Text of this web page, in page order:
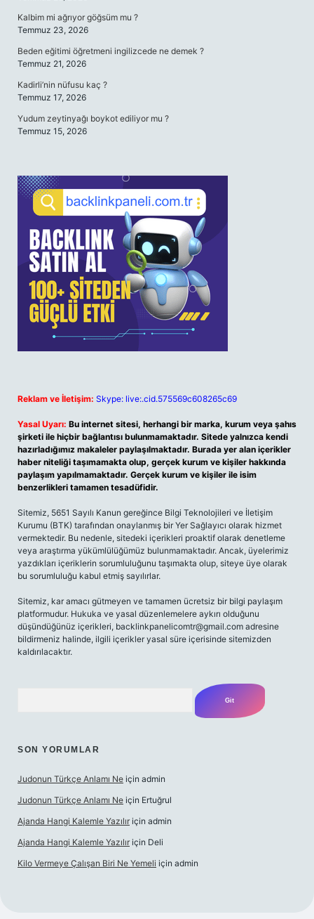
Kalbim mi ağrıyor göğsüm mu ?
Temmuz 23, 2026
Beden eğitimi öğretmeni ingilizcede ne demek ?
Temmuz 21, 2026
Kadirli’nin nüfusu kaç ?
Temmuz 17, 2026
Yudum zeytinyağı boykot ediliyor mu ?
Temmuz 15, 2026
Reklam ve İletişim: Skype: live:.cid.575569c608265c69
Yasal Uyarı: Bu internet sitesi, herhangi bir marka, kurum veya şahıs
şirketi ile hiçbir bağlantısı bulunmamaktadır. Sitede yalnızca kendi
hazırladığımız makaleler paylaşılmaktadır. Burada yer alan içerikler
haber niteliği taşımamakta olup, gerçek kurum ve kişiler hakkında
paylaşım yapılmamaktadır. Gerçek kurum ve kişiler ile isim
benzerlikleri tamamen tesadüfidir.
Sitemiz, 5651 Sayılı Kanun gereğince Bilgi Teknolojileri ve İletişim
Kurumu (BTK) tarafından onaylanmış bir Yer Sağlayıcı olarak hizmet
vermektedir. Bu nedenle, sitedeki içerikleri proaktif olarak denetleme
veya araştırma yükümlülüğümüz bulunmamaktadır. Ancak, üyelerimiz
yazdıkları içeriklerin sorumluluğunu taşımakta olup, siteye üye olarak
bu sorumluluğu kabul etmiş sayılırlar.
Sitemiz, kar amacı gütmeyen ve tamamen ücretsiz bir bilgi paylaşım
platformudur. Hukuka ve yasal düzenlemelere aykırı olduğunu
düşündüğünüz içerikleri, backlinkpanelicomtr@gmail.com adresine
bildirmeniz halinde, ilgili içerikler yasal süre içerisinde sitemizden
kaldırılacaktır.
SON YORUMLAR
Judonun Türkçe Anlamı Ne için admin
Judonun Türkçe Anlamı Ne için Ertuğrul
Ajanda Hangi Kalemle Yazılır için admin
Ajanda Hangi Kalemle Yazılır için Deli
Kilo Vermeye Çalışan Biri Ne Yemeli için admin